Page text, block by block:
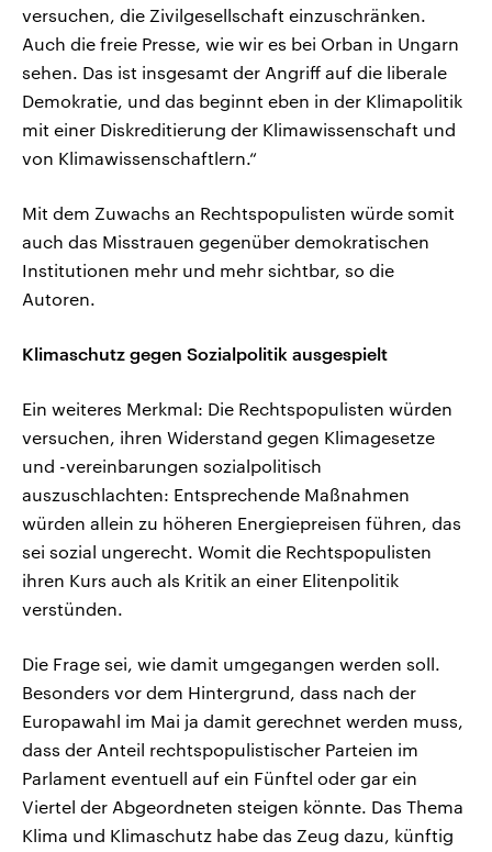
versuchen, die Zivilgesellschaft einzuschränken.
Auch die freie Presse, wie wir es bei Orban in Ungarn
sehen. Das ist insgesamt der Angriff auf die liberale
Demokratie, und das beginnt eben in der Klimapolitik
mit einer Diskreditierung der Klimawissenschaft und
von Klimawissenschaftlern.“
Mit dem Zuwachs an Rechtspopulisten würde somit
auch das Misstrauen gegenüber demokratischen
Institutionen mehr und mehr sichtbar, so die
Autoren.
Klimaschutz gegen Sozialpolitik ausgespielt
Ein weiteres Merkmal: Die Rechtspopulisten würden
versuchen, ihren Widerstand gegen Klimagesetze
und -vereinbarungen sozialpolitisch
auszuschlachten: Entsprechende Maßnahmen
würden allein zu höheren Energiepreisen führen, das
sei sozial ungerecht. Womit die Rechtspopulisten
ihren Kurs auch als Kritik an einer Elitenpolitik
verstünden.
Die Frage sei, wie damit umgegangen werden soll.
Besonders vor dem Hintergrund, dass nach der
Europawahl im Mai ja damit gerechnet werden muss,
dass der Anteil rechtspopulistischer Parteien im
Parlament eventuell auf ein Fünftel oder gar ein
Viertel der Abgeordneten steigen könnte. Das Thema
Klima und Klimaschutz habe das Zeug dazu, künftig